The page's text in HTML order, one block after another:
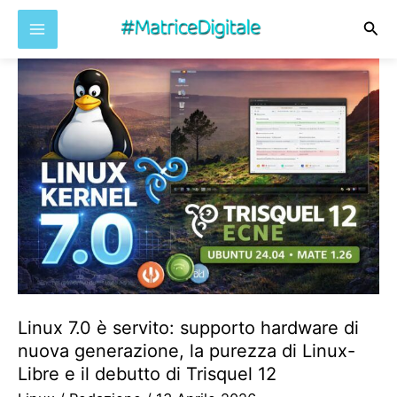
Vai
contenuto
Linux 7.0 è servito: supporto hardware di
nuova generazione, la purezza di Linux-
Libre e il debutto di Trisquel 12